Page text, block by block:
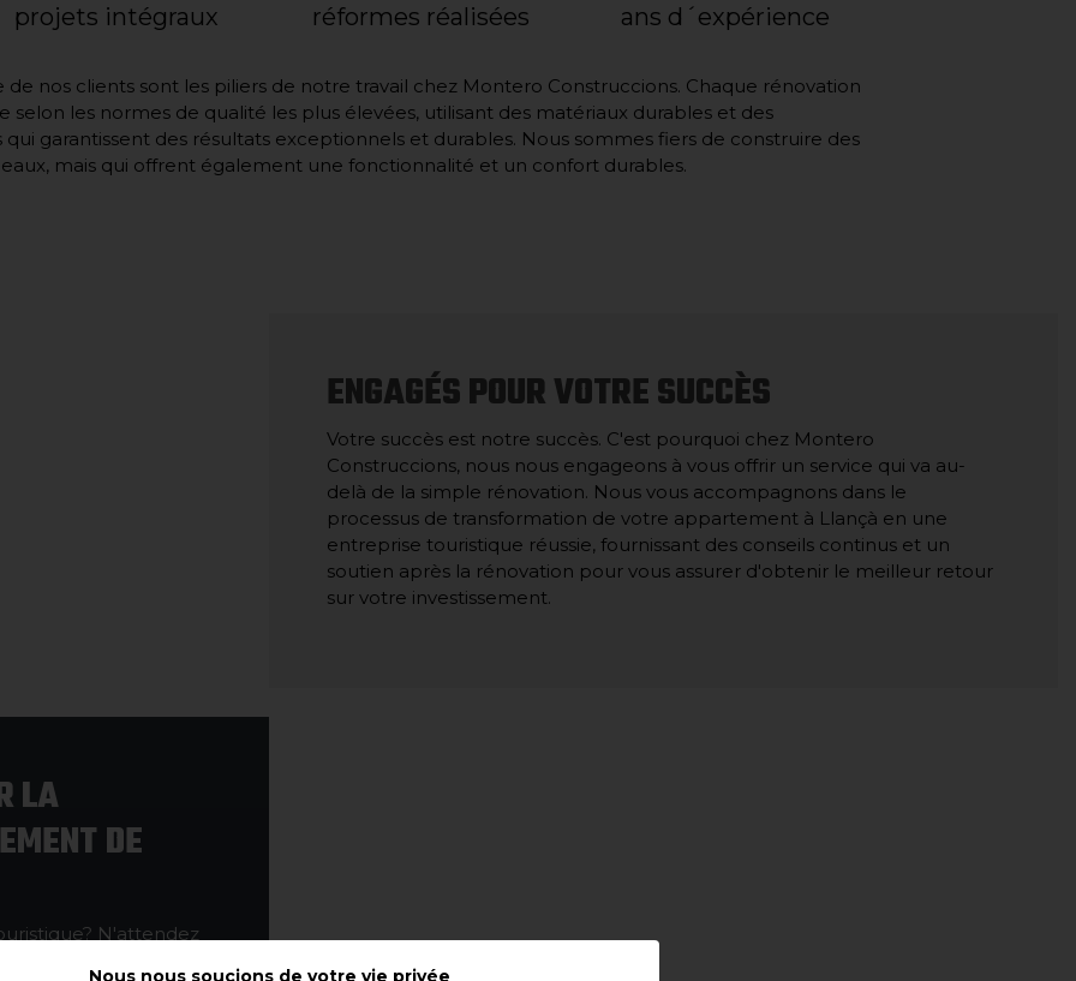
projets intégraux réformes réalisées ans d´expérience
nos clients sont les piliers de notre travail chez Montero Construccions. Chaque rénovation
les normes de qualité les plus élevées, utilisant des matériaux durables et des
garantissent des résultats exceptionnels et durables. Nous sommes fiers de construire des
mais qui offrent également une fonctionnalité et un confort durables.
ENGAGÉS POUR VOTRE SUCCÈS
Votre succès est notre succès. C'est pourquoi chez Montero
Construccions, nous nous engageons à vous offrir un service qui va au-
delà de la simple rénovation. Nous vous accompagnons dans le
processus de transformation de votre appartement à Llançà en une
entreprise touristique réussie, fournissant des conseils continus et un
soutien après la rénovation pour vous assurer d'obtenir le meilleur retour
sur votre investissement.
LA
DE
N'attendez
Nous nous soucions de votre vie privée